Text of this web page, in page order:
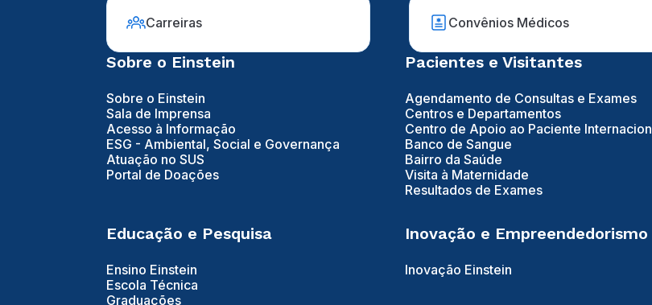
Carreiras Convênios Médicos
Sobre o Einstein
Sobre o Einstein
Sala de Imprensa
Acesso à Informação
ESG - Ambiental, Social e Governança
Atuação no SUS
Portal de Doações
Pacientes e Visitantes
Agendamento de Consultas e Exames
Centros e Departamentos
Centro de Apoio ao Paciente
Banco de Sangue
Bairro da Saúde
Visita à Maternidade
Resultados de Exames
Educação e Pesquisa
Ensino Einstein
Escola Técnica
Graduações
Inovação e Empreendedorismo
Inovação Einstein